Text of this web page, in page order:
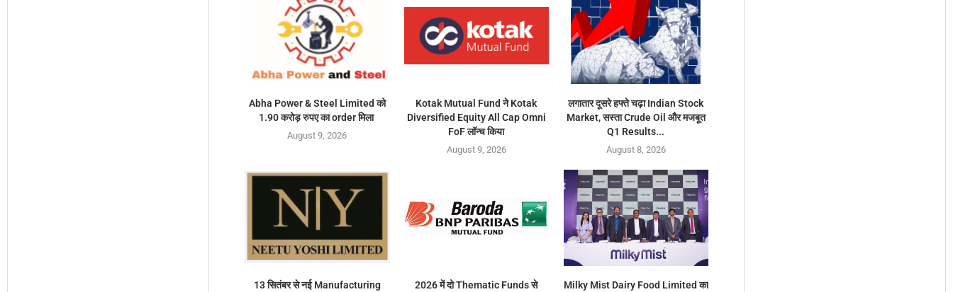
Abha Power & Steel Limited को
1.90 करोड़ रुपए का order मिला
August 9, 2026
Kotak Mutual Fund ने Kotak
Diversified Equity All Cap Omni
FoF लॉन्च किया
August 9, 2026
लगातार दूसरे हफ्ते चढ़ा Indian Stock
Market, सस्ता Crude Oil और मजबूत
Q1 Results...
August 8, 2026
13 सितंबर से नई Manufacturing
2026 में दो Thematic Funds से
Milky Mist Dairy Food Limited का